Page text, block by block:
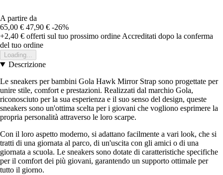
A partire da
65,00 € 47,90 € -26%
+2,40 € offerti sul tuo prossimo ordine Accreditati dopo la conferma
del tuo ordine
Loading...
Descrizione
Le sneakers per bambini Gola Hawk Mirror Strap sono progettate per
unire stile, comfort e prestazioni. Realizzati dal marchio Gola,
riconosciuto per la sua esperienza e il suo senso del design, queste
sneakers sono un'ottima scelta per i giovani che vogliono esprimere la
propria personalità attraverso le loro scarpe.
Con il loro aspetto moderno, si adattano facilmente a vari look, che si
tratti di una giornata al parco, di un'uscita con gli amici o di una
giornata a scuola. Le sneakers sono dotate di caratteristiche specifiche
per il comfort dei più giovani, garantendo un supporto ottimale per
tutto il giorno.